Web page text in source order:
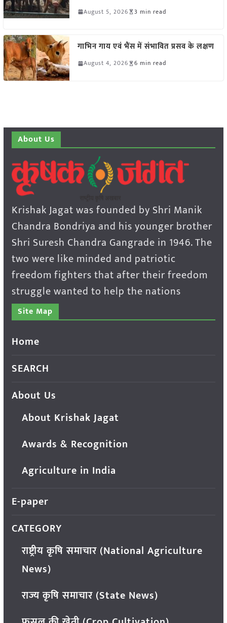
August 5, 2026 3 min read
गाभिन गाय एवं भैंस में संभावित प्रसव के लक्षण
August 4, 2026 6 min read
About Us
Krishak Jagat was founded by Shri Manik
Chandra Bondriya and his younger brother
Shri Suresh Chandra Gangrade in 1946. The
two were like minded and patriotic
freedom fighters that after their freedom
struggle wanted to help the nations
Site Map
Home
SEARCH
About Us
About Krishak Jagat
Awards & Recognition
Agriculture in India
E-paper
CATEGORY
राष्ट्रीय कृषि समाचार (National Agriculture
News)
राज्य कृषि समाचार (State News)